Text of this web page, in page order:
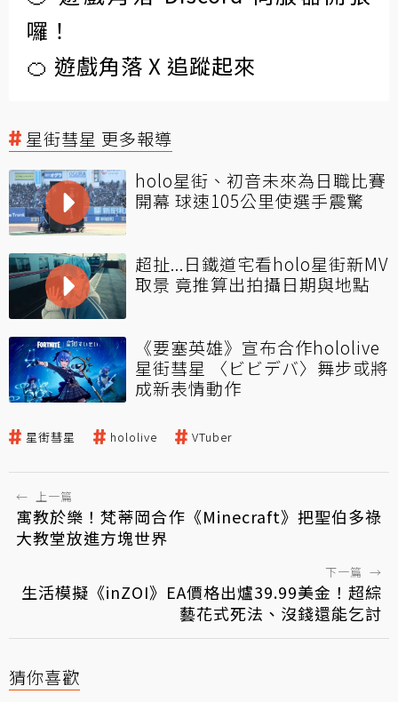
囉！
🍊 遊戲角落 X 追蹤起來
星街彗星 更多報導
holo星街、初音未來為日職比賽
開幕 球速105公里使選手震驚
超扯...日鐵道宅看holo星街新MV
取景 竟推算出拍攝日期與地點
《要塞英雄》宣布合作hololive
星街彗星 〈ビビデバ〉舞步或將
成新表情動作
星街彗星 hololive VTuber
← 上一篇
寓教於樂！梵蒂岡合作《Minecraft》把聖伯多祿
大教堂放進方塊世界
下一篇 →
生活模擬《inZOI》EA價格出爐39.99美金！超綜
藝花式死法、沒錢還能乞討
猜你喜歡